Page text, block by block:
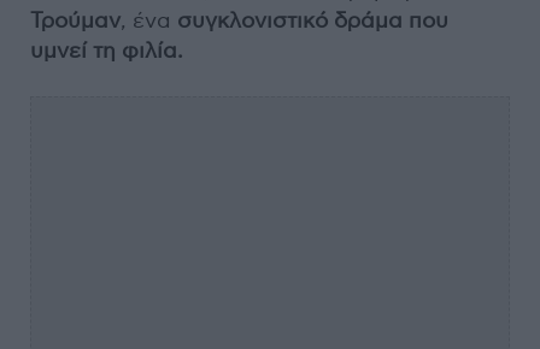
Τρούμαν, ένα συγκλονιστικό δράμα που
υμνεί τη φιλία.